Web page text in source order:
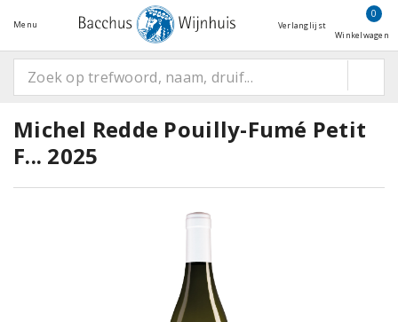
Menu Verlanglijst
0
Winkelwagen
Michel Redde Pouilly-Fumé Petit
F... 2025